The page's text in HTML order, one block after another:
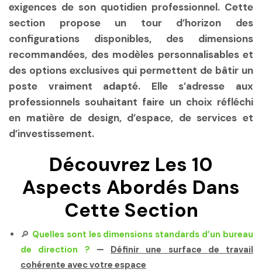
exigences de son quotidien professionnel. Cette
section propose un tour d’horizon des
configurations disponibles, des dimensions
recommandées, des modèles personnalisables et
des options exclusives qui permettent de bâtir un
poste vraiment adapté. Elle s’adresse aux
professionnels souhaitant faire un choix réfléchi
en matière de design, d’espace, de services et
d’investissement.
Découvrez Les 10
Aspects Abordés Dans
Cette Section
🔎 Quelles sont les dimensions standards d’un bureau
de direction ? — Définir une surface de travail
cohérente avec votre espace